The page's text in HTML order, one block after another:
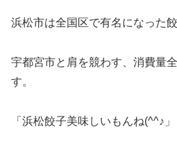
浜松市は全国区で有名になった餃
宇都宮市と肩を競わす、消費量
す。
「浜松餃子美味しいもんね(^^♪」